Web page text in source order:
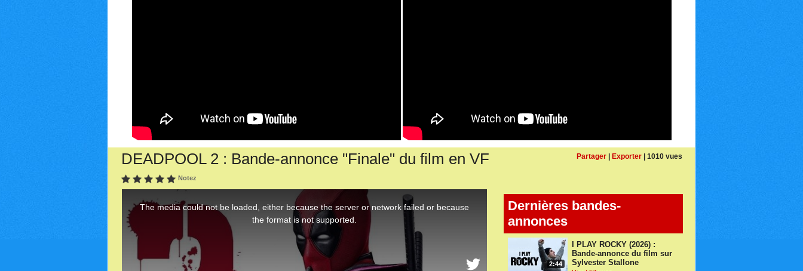
Partager | Exporter | 1010 vues
DEADPOOL 2 : Bande-annonce "Finale" du film en VF
Notez
Dernières bandes-
annonces
2:44
I PLAY ROCKY (2026) :
Bande-annonce du film sur
Sylvester Stallone